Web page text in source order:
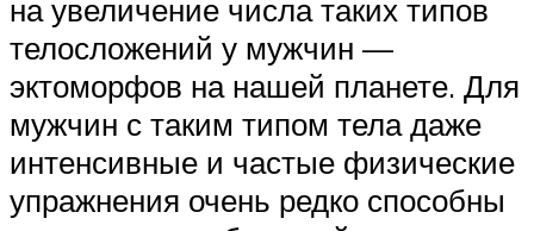
на увеличение числа таких типов
телосложений у мужчин —
эктоморфов на нашей планете. Для
мужчин с таким типом тела даже
интенсивные и частые физические
упражнения очень редко способны